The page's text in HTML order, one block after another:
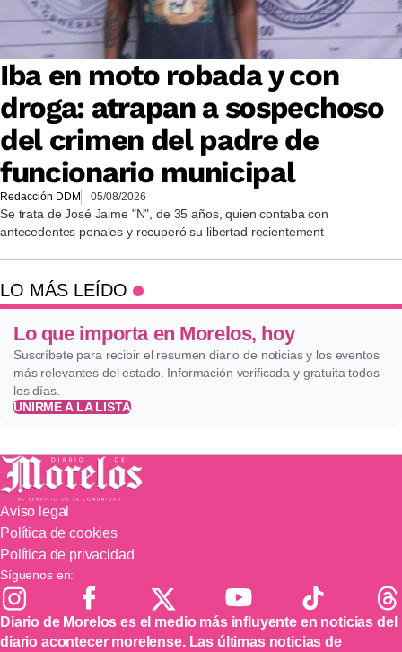
Iba en moto robada y con
droga: atrapan a sospechoso
del crimen del padre de
funcionario municipal
Redacción DDM 05/08/2026
Se trata de José Jaime "N", de 35 años, quien contaba con
antecedentes penales y recuperó su libertad recientement
LO MÁS LEÍDO
Lo que importa en Morelos, hoy
Suscríbete para recibir el resumen diario de noticias y los eventos
más relevantes del estado. Información verificada y gratuita todos
los días.
UNIRME A LA LISTA
Aviso legal
Política de cookies
Política de privacidad
Síguenos en:
Diario de Morelos es el medio más influyente en noticias del
diario acontecer morelense. Las últimas noticias de